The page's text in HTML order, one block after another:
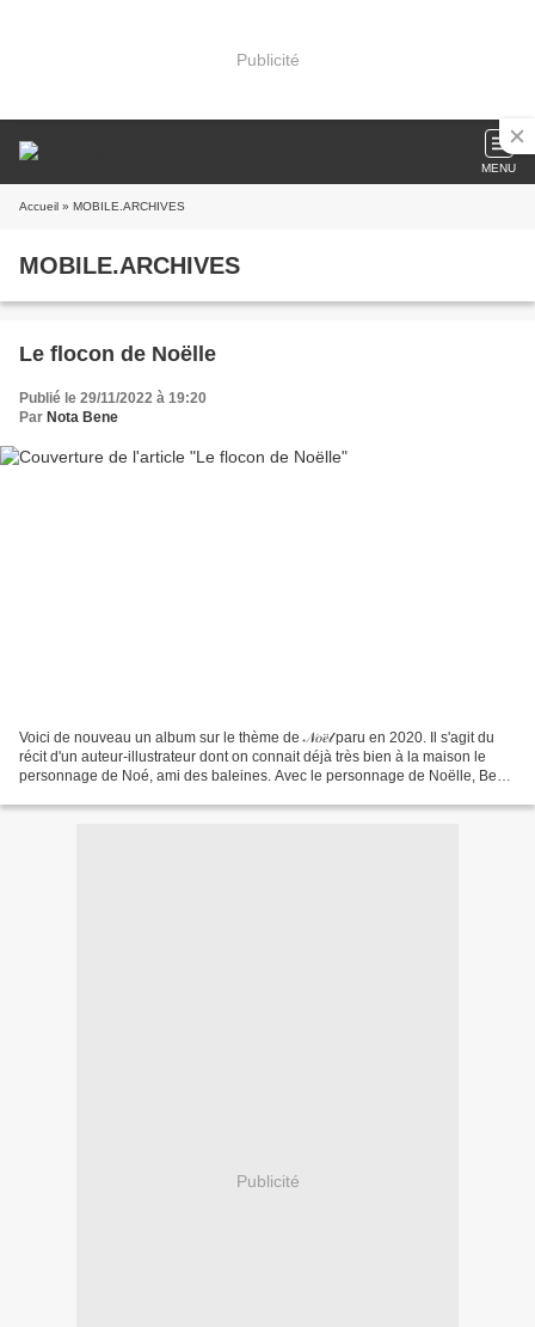
Publicité
MENU
Accueil » MOBILE.ARCHIVES
MOBILE.ARCHIVES
Le flocon de Noëlle
Publié le 29/11/2022 à 19:20
Par Nota Bene
Voici de nouveau un album sur le thème de 𝒩𝑜𝑒̈𝓁 paru en 2020. Il s'agit du
récit d'un auteur-illustrateur dont on connait déjà très bien à la maison le
personnage de Noé, ami des baleines. Avec le personnage de Noëlle, Benji
Publicité